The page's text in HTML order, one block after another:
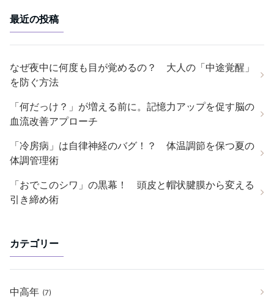
最近の投稿
なぜ夜中に何度も目が覚めるの？ 大人の「中途覚醒」
を防ぐ方法
「何だっけ？」が増える前に。記憶力アップを促す脳の
血流改善アプローチ
「冷房病」は自律神経のバグ！？ 体温調節を保つ夏の
体調管理術
「おでこのシワ」の黒幕！ 頭皮と帽状腱膜から変える
引き締め術
カテゴリー
中高年 (7)